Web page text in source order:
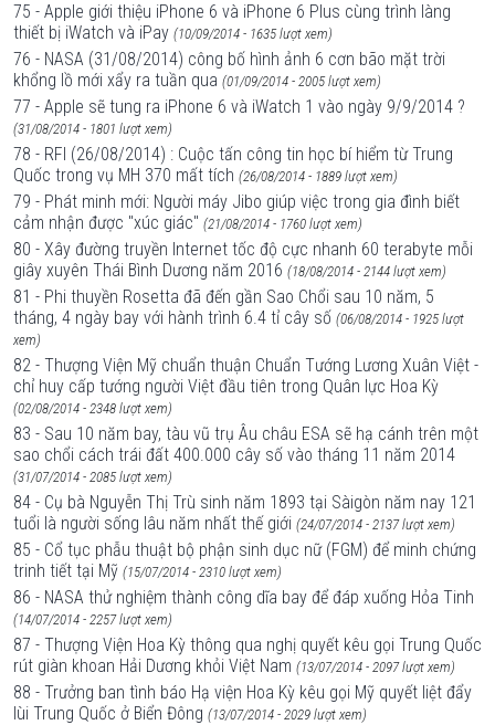
75 - Apple giới thiệu iPhone 6 và iPhone 6 Plus cùng trình làng
thiết bị iWatch và iPay (10/09/2014 - 1635 lượt xem)
76 - NASA (31/08/2014) công bố hình ảnh 6 cơn bão mặt trời
khổng lồ mới xẩy ra tuần qua (01/09/2014 - 2005 lượt xem)
77 - Apple sẽ tung ra iPhone 6 và iWatch 1 vào ngày 9/9/2014 ?
(31/08/2014 - 1801 lượt xem)
78 - RFI (26/08/2014) : Cuộc tấn công tin học bí hiểm từ Trung
Quốc trong vụ MH 370 mất tích (26/08/2014 - 1889 lượt xem)
79 - Phát minh mới: Người máy Jibo giúp việc trong gia đình biết
cảm nhận được "xúc giác" (21/08/2014 - 1760 lượt xem)
80 - Xây đường truyền Internet tốc độ cực nhanh 60 terabyte mỗi
giây xuyên Thái Bình Dương năm 2016 (18/08/2014 - 2144 lượt xem)
81 - Phi thuyền Rosetta đã đến gần Sao Chổi sau 10 năm, 5
tháng, 4 ngày bay với hành trình 6.4 tỉ cây số (06/08/2014 - 1925 lượt
xem)
82 - Thượng Viện Mỹ chuẩn thuận Chuẩn Tướng Lương Xuân Việt -
chỉ huy cấp tướng người Việt đầu tiên trong Quân lực Hoa Kỳ
(02/08/2014 - 2348 lượt xem)
83 - Sau 10 năm bay, tàu vũ trụ Âu châu ESA sẽ hạ cánh trên một
sao chổi cách trái đất 400.000 cây số vào tháng 11 năm 2014
(31/07/2014 - 2085 lượt xem)
84 - Cụ bà Nguyễn Thị Trù sinh năm 1893 tại Sàigòn năm nay 121
tuổi là người sống lâu năm nhất thế giới (24/07/2014 - 2137 lượt xem)
85 - Cổ tục phẫu thuật bộ phận sinh dục nữ (FGM) để minh chứng
trinh tiết tại Mỹ (15/07/2014 - 2310 lượt xem)
86 - NASA thử nghiệm thành công dĩa bay để đáp xuống Hỏa Tinh
(14/07/2014 - 2257 lượt xem)
87 - Thượng Viện Hoa Kỳ thông qua nghị quyết kêu gọi Trung Quốc
rút giàn khoan Hải Dương khỏi Việt Nam (13/07/2014 - 2097 lượt xem)
88 - Trưởng ban tình báo Hạ viện Hoa Kỳ kêu gọi Mỹ quyết liệt đẩy
lùi Trung Quốc ở Biển Đông (13/07/2014 - 2029 lượt xem)